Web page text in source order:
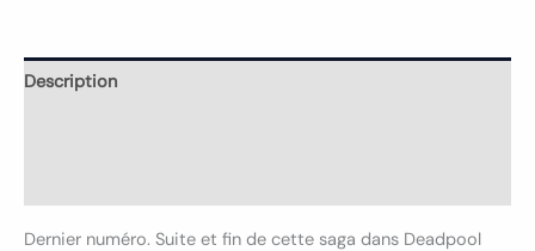
Description
Dernier numéro. Suite et fin de cette saga dans Deadpool